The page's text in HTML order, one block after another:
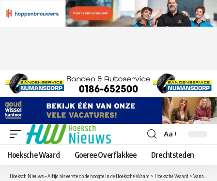
Lettergrootte
aanpassen
Aa
Hoeksche Waard Goeree Overflakkee Drechtsteden
Hoeksch Nieuws – Altijd als eerste op de hoogte in de Hoeksche Waard > Hoeksche Waard > Vanavond de start van 3FM Serious Request in Breda